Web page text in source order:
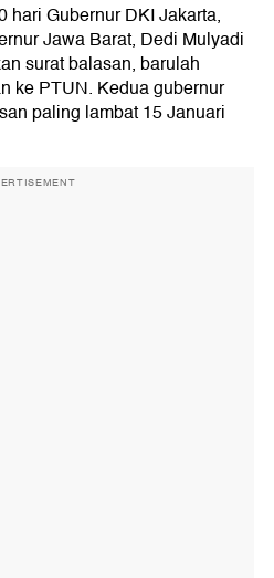
hari Gubernur DKI Jakarta,
Jawa Barat, Dedi Mulyadi
surat balasan, barulah
ke PTUN. Kedua gubernur
paling lambat 15 Januari